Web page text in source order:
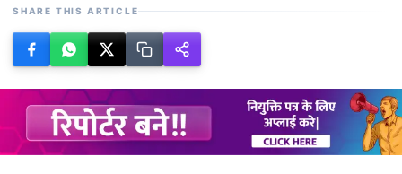
SHARE THIS ARTICLE